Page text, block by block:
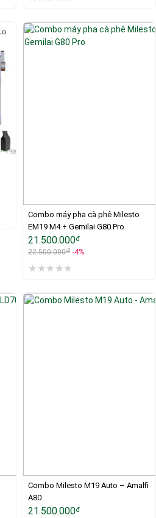
Combo máy pha cà phê Milesto
EM19 M4 + Gemilai G80 Pro
21.500.000đ
22.500.000đ -4%
Combo Milesto M19 Auto – Amalfi
A80
21.500.000đ